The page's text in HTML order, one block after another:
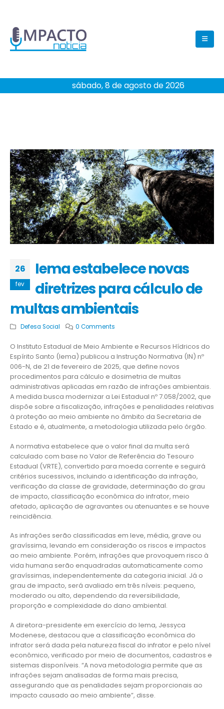
sábado, 8 de agosto de 2026
26
fev
Iema estabelece novas
diretrizes para cálculo de
multas ambientais
Defesa Social 0 Comments
O Instituto Estadual de Meio Ambiente e Recursos Hídricos do
Espírito Santo (Iema) publicou a Instrução Normativa (IN) nº
006-N, de 21 de fevereiro de 2025, que define novos
procedimentos para cálculo e dosimetria de multas
administrativas aplicadas em razão de infrações ambientais.
A medida busca modernizar a Lei Estadual nº 7.058/2002, que
dispõe sobre a fiscalização, infrações e penalidades relativas
à proteção ao meio ambiente no âmbito da Secretaria de
Estado e é, atualmente, a metodologia utilizada pelo órgão.
A normativa estabelece que o valor final da multa será
calculado com base no Valor de Referência do Tesouro
Estadual (VRTE), convertido para moeda corrente e seguirá
critérios sucessivos, incluindo a identificação da infração,
verificação da classe de gravidade, determinação do grau
de impacto, classificação econômica do infrator, meio
afetado, aplicação de agravantes ou atenuantes e se houve
reincidência.
As infrações serão classificadas em leve, média, grave ou
gravíssima, levando em consideração os riscos e impactos
ao meio ambiente. Porém, infrações que provoquem risco à
vida humana serão enquadradas automaticamente como
gravíssimas, independentemente da categoria inicial. Já o
grau de impacto, será avaliado em três níveis: pequeno,
moderado ou alto, dependendo da reversibilidade,
proporção e complexidade do dano ambiental.
A diretora-presidente em exercício do Iema, Jessyca
Modenese, destacou que a classificação econômica do
infrator será dada pela natureza fiscal do infrator e pelo nível
econômico, verificado por meio de documentos, cadastros e
sistemas disponíveis. “A nova metodologia permite que as
infrações sejam analisadas de forma mais precisa,
assegurando que as penalidades sejam proporcionais ao
impacto causado ao meio ambiente”, disse.